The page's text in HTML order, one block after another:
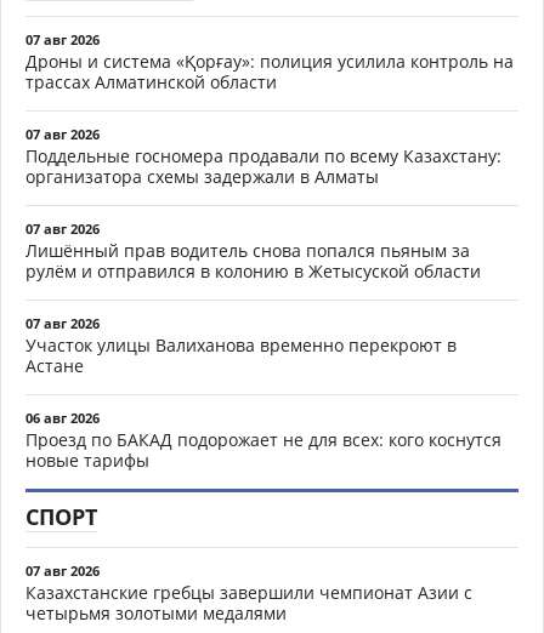
07 авг 2026
Дроны и система «Қорғау»: полиция усилила контроль на
трассах Алматинской области
07 авг 2026
Поддельные госномера продавали по всему Казахстану:
организатора схемы задержали в Алматы
07 авг 2026
Лишённый прав водитель снова попался пьяным за
рулём и отправился в колонию в Жетысуской области
07 авг 2026
Участок улицы Валиханова временно перекроют в
Астане
06 авг 2026
Проезд по БАКАД подорожает не для всех: кого коснутся
новые тарифы
СПОРТ
07 авг 2026
Казахстанские гребцы завершили чемпионат Азии с
четырьмя золотыми медалями